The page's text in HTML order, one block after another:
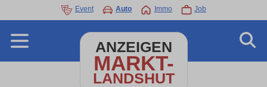
Event Auto Immo Job
ANZEIGEN
MARKT-
LANDSHUT